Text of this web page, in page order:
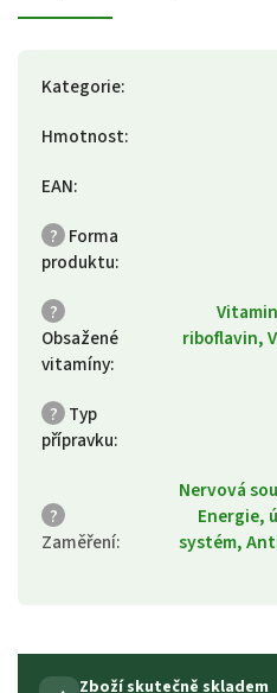
Kategorie:
Hmotnost:
EAN:
? Forma
produktu:
?
Obsažené
vitamíny:
riboflavin,
? Typ
přípravku:
?
Zaměření:
Nervová
Energie,
systém,
Zboží skutečně skladem